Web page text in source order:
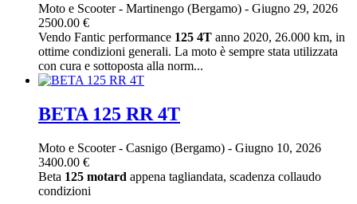
Moto e Scooter- Martinengo (Bergamo) - Giugno 29, 2026
2500.00 €
Vendo Fantic performance 125 4T anno 2020, 26.000 km, in
ottime condizioni generali. La moto è sempre stata utilizzata
con cura e sottoposta alla norm...
BETA 125 RR 4T
Moto e Scooter- Casnigo (Bergamo) - Giugno 10, 2026
3400.00 €
Beta 125 motard appena tagliandata, scadenza collaudo
condizioni